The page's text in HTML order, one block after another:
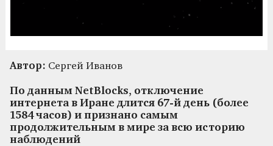
Автор: Сергей Иванов
По данным NetBlocks, отключение
интернета в Иране длится 67-й день (более
1584 часов) и признано самым
продолжительным в мире за всю историю
наблюдений